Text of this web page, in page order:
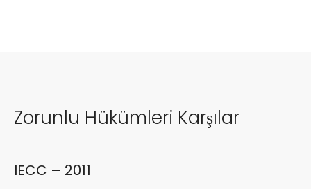
Zorunlu Hükümleri Karşılar
IECC – 2011